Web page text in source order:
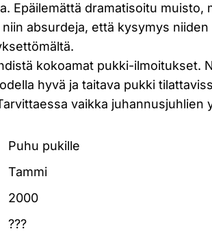
Epäilemättä dramatisoitu muisto,
absurdeja, että kysymys niiden
kokoamat pukki-ilmoitukset.
hyvä ja taitava pukki
vaikka juhannusjuhlien
Puhu pukille
Tammi
2000
???